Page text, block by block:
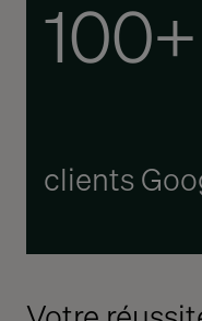
100+
clients